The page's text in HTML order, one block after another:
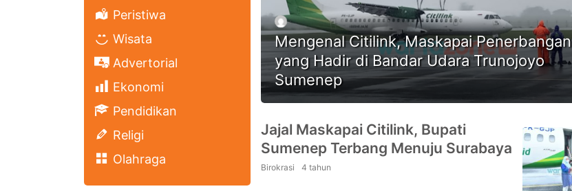
Peristiwa
Wisata
Advertorial
Ekonomi
Pendidikan
Religi
Olahraga
Mengenal Citilink, Maskapai Penerbangan
yang Hadir di Bandar Udara Trunojoyo
Sumenep
Jajal Maskapai Citilink, Bupati
Sumenep Terbang Menuju Surabaya
Birokrasi 4 tahun